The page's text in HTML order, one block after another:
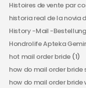
Histoires de vente par
historia real de la novia
History -Mail -
Hondrolife Apteka
hot mail order bride(1)
how do mail order bride
how do mail order bride